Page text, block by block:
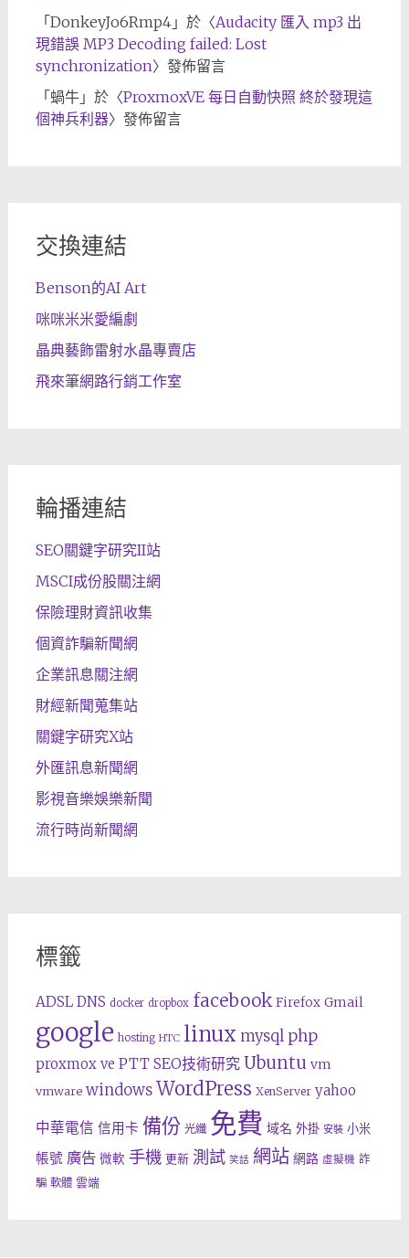
「DonkeyJo6Rmp4」於〈Audacity 匯入 mp3 出
現錯誤 MP3 Decoding failed: Lost
synchronization〉發佈留言
「蝸牛」於〈ProxmoxVE 每日自動快照 終於發現這
個神兵利器〉發佈留言
交換連結
Benson的AI Art
咪咪米米愛編劇
晶典藝飾雷射水晶專賣店
飛來筆網路行銷工作室
輪播連結
SEO關鍵字研究II站
MSCI成份股關注網
保險理財資訊收集
個資詐騙新聞網
企業訊息關注網
財經新聞蒐集站
關鍵字研究X站
外匯訊息新聞網
影視音樂娛樂新聞
流行時尚新聞網
標籤
ADSL DNS docker dropbox facebook Firefox Gmail
google hosting HTC linux mysql php
proxmox ve PTT SEO技術研究 Ubuntu vm
vmware windows WordPress XenServer yahoo
中華電信 信用卡 備份 光纖 免費 域名 外掛 安裝 小米
帳號 廣告 微軟 手機 更新 測試 笑話 網站 網路 虛擬機 詐
騙 軟體 雲端